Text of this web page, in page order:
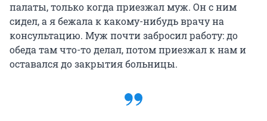
палаты, только когда приезжал муж. Он с ним
сидел, а я бежала к какому-нибудь врачу на
консультацию. Муж почти забросил работу: до
обеда там что-то делал, потом приезжал к нам и
оставался до закрытия больницы.